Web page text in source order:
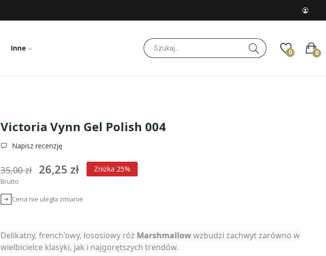
Inne 0 0
Victoria Vynn Gel Polish 004
Napisz recenzję
35,00 zł 26,25 zł Zniżka 25%
Brutto
Cena nie uległa zmianie
Delikatny, french'owy, łososiowy róż Marshmallowwzbudzi zachwyt zarówno w
wielbicielce klasyki, jak i najgorętszych trendów.